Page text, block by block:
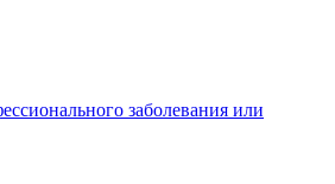
заболевания или